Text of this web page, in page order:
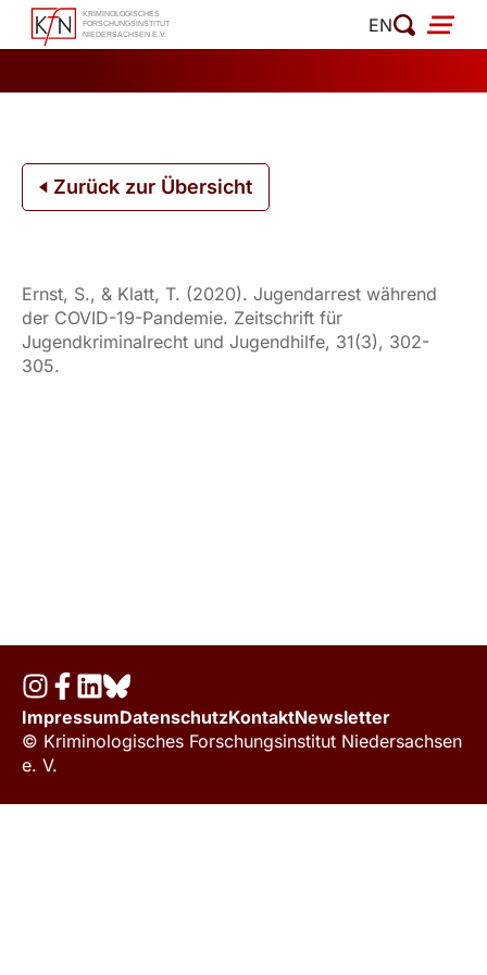
Zum
Inhalt
EN
Zurück zur Übersicht
Ernst, S., & Klatt, T. (2020). Jugendarrest während
der COVID-19-Pandemie. Zeitschrift für
Jugendkriminalrecht und Jugendhilfe, 31(3), 302-
305.
ImpressumDatenschutzKontaktNewsletter
© Kriminologisches Forschungsinstitut Niedersachsen
e. V.